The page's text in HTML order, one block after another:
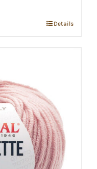
Details